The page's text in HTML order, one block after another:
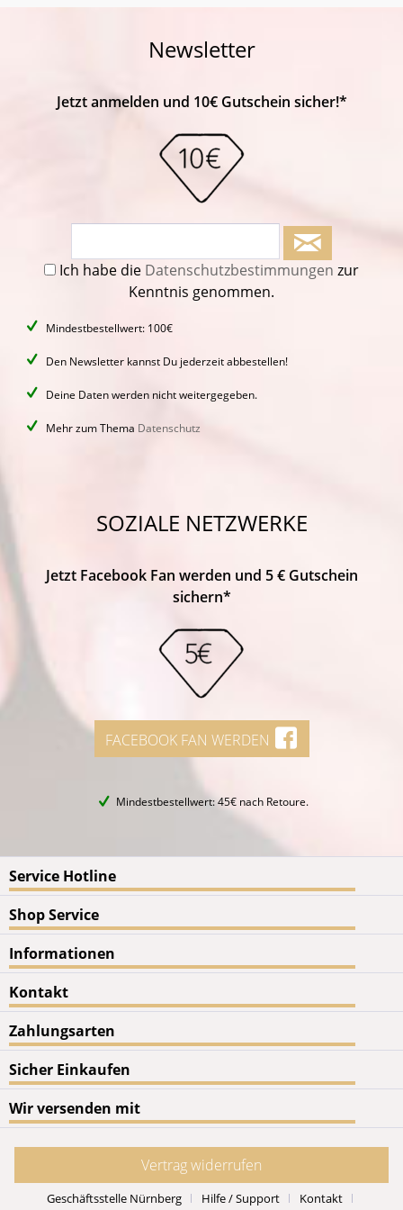
Newsletter
Jetzt anmelden und 10€ Gutschein sicher!*
Ich habe die Datenschutzbestimmungen zur
Kenntnis genommen.
Mindestbestellwert: 100€
Den Newsletter kannst Du jederzeit abbestellen!
Deine Daten werden nicht weitergegeben.
Mehr zum Thema Datenschutz
SOZIALE NETZWERKE
Jetzt Facebook Fan werden und 5 € Gutschein
sichern*
FACEBOOK FAN WERDEN
Mindestbestellwert: 45€ nach Retoure.
Service Hotline
Shop Service
Informationen
Kontakt
Zahlungsarten
Sicher Einkaufen
Wir versenden mit
Vertrag widerrufen
Geschäftsstelle Nürnberg Hilfe / Support Kontakt